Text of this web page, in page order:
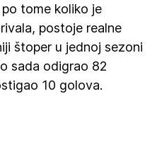
tome koliko je
postoje realne
štoper u jednoj sezoni
sada odigrao 82
10 golova.